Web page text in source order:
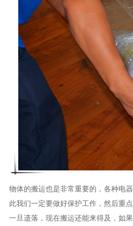
物体的搬运也是非常重要的，各种电
此我们一定要做好保护工作，然后重
一旦遗落，现在搬运还能来得及，如